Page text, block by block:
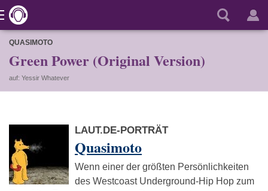
QUASIMOTO
Green Power (Original Version)
auf: Yessir Whatever
LAUT.DE-PORTRÄT
Quasimoto
Wenn einer der größten Persönlichkeiten
des Westcoast Underground-Hip Hop zum